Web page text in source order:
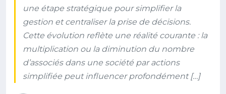
une étape stratégique pour simplifier la
gestion et centraliser la prise de décisions.
Cette évolution reflète une réalité courante : la
multiplication ou la diminution du nombre
d’associés dans une société par actions
simplifiée peut influencer profondément […]